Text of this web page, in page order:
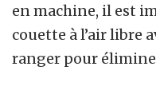
en machine, il est
couette à l’air libre
ranger pour